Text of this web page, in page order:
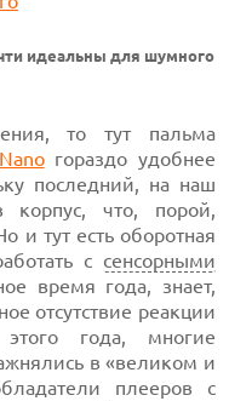
идеальны для шумного
то тут пальма
Nanoгораздо удобнее
последний, на наш
корпус, что, порой,
и тут есть оборотная
с сенсорными
время года, знает,
отсутствие реакции
года, многие
в «великом и
плееров с